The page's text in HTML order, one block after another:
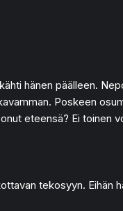
hänen päälleen.
Poskeen
eteensä? Ei toinen
tekosyyn. Eihän